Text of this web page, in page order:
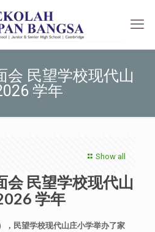
会 民望学校现代山
学年
Show all
会 民望学校现代山
学年
，民望学校现代山庄小学举办了家